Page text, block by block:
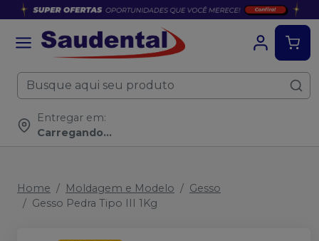
Entregar em:
Carregando...
Home Moldagem e Modelo
Gesso
Gesso Pedra Tipo III 1Kg